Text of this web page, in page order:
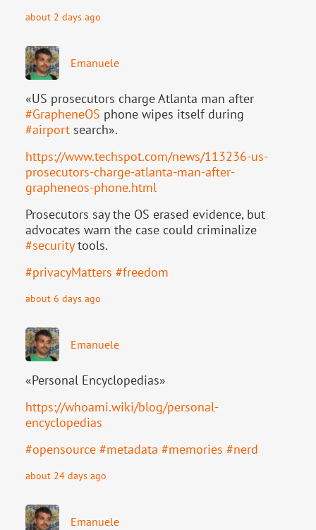
about 2 days ago
Emanuele
«US prosecutors charge Atlanta man after
#GrapheneOS phone wipes itself during
#airport search».
https://www.techspot.com/news/113236-us-
prosecutors-charge-atlanta-man-after-
grapheneos-phone.html
Prosecutors say the OS erased evidence, but
advocates warn the case could criminalize
#securitytools.
#privacyMatters #freedom
about 6 days ago
Emanuele
«Personal Encyclopedias»
https://whoami.wiki/blog/personal-
encyclopedias
#opensource #metadata #memories #nerd
about 24 days ago
Emanuele